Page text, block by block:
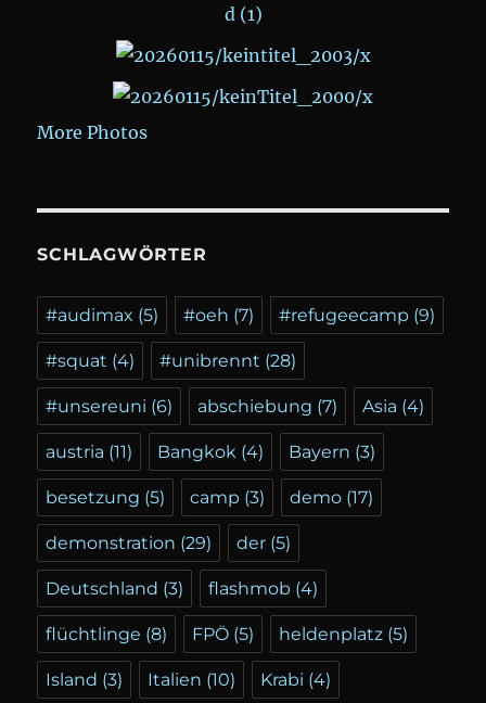
More Photos
SCHLAGWÖRTER
#audimax (5) #oeh (7) #refugeecamp (9)
#squat (4) #unibrennt (28)
#unsereuni (6) abschiebung (7) Asia (4)
austria (11) Bangkok (4) Bayern (3)
besetzung (5) camp (3) demo (17)
demonstration (29) der (5)
Deutschland (3) flashmob (4)
flüchtlinge (8) FPÖ (5) heldenplatz (5)
Island (3) Italien (10) Krabi (4)